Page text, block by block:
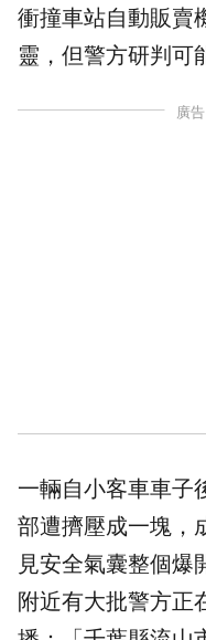
衝撞車站自動販賣
靈，但警方研判可
廣
一輛自小客車車子
部遭擠壓成一塊，
見安全氣囊整個爆
附近有大批警方正